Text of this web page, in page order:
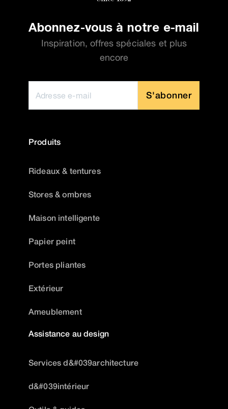
Abonnez-vous à notre e-mail
Inspiration, offres spéciales et plus
encore
S'abonner
Produits
Rideaux & tentures
Stores & ombres
Maison intelligente
Papier peint
Portes pliantes
Extérieur
Ameublement
Assistance au design
Services d&#039architecture
d&#039intérieur